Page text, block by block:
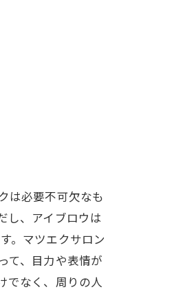
は必要不可欠なも
し、アイブロウは
。マツエクサロン
て、目力や表情が
でなく、周りの人